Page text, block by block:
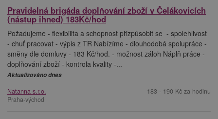
Pravidelná brigáda doplňování zboží v Čelákovicích
(nástup ihned) 183Kč/hod
Požadujeme - flexibilita a schopnost přizpůsobit se - spolehlivost
- chuť pracovat - výpis z TR Nabízíme - dlouhodobá spolupráce -
směny dle domluvy - 183 Kč/hod. - možnost záloh Náplň práce -
doplňování zboží - kontrola kvality -...
Aktualizováno dnes
Natanna s.r.o.
Praha-východ
183 - 190 Kč za hodinu